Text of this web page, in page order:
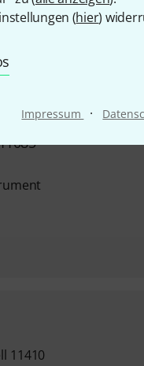
(hier)
Impressum ·
11410